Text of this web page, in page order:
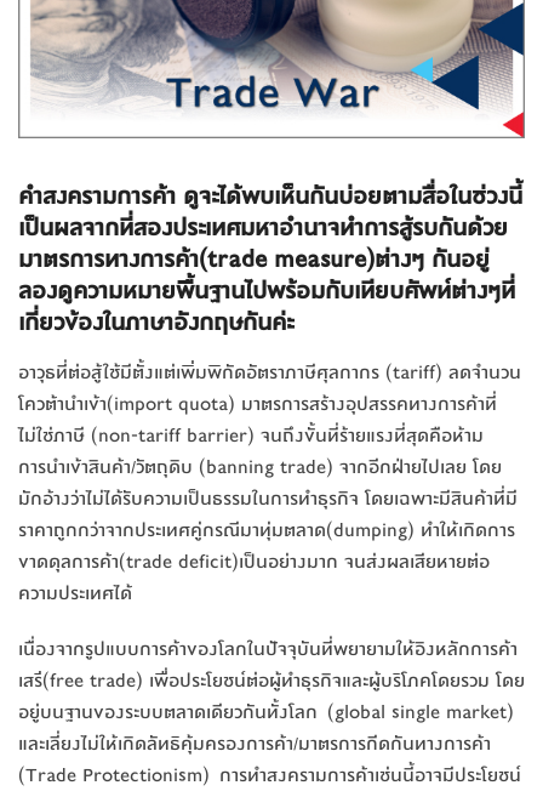
คำสงครามการค้า ดูจะได้พบเห็นกันบ่อยตามสื่อในช่วงนี้
เป็นผลจากที่สองประเทศมหาอำนาจทำการสู้รบกันด้วย
มาตรการทางการค้า(trade measure)ต่างๆ กันอยู่
ลองดูความหมายพื้นฐานไปพร้อมกับเทียบศัพท์ต่างๆที่
เกี่ยวข้องในภาษาอังกฤษกันค่ะ
อาวุธที่ต่อสู้ใช้มีตั้งแต่เพิ่มพิกัดอัตราภาษีศุลกากร (tariff) ลดจำนวน
โควต้านำเข้า(import quota) มาตรการสร้างอุปสรรคทางการค้าที่
ไม่ใช่ภาษี (non-tariff barrier) จนถึงขั้นที่ร้ายแรงที่สุดคือห้าม
การนำเข้าสินค้า/วัตถุดิบ (banning trade) จากอีกฝ่ายไปเลย โดย
มักอ้างว่าไม่ได้รับความเป็นธรรมในการทำธุรกิจ โดยเฉพาะมีสินค้าที่มี
ราคาถูกกว่าจากประเทศคู่กรณีมาทุ่มตลาด(dumping) ทำให้เกิดการ
ขาดดุลการค้า(trade deficit)เป็นอย่างมาก จนส่งผลเสียหายต่อ
ความประเทศได้
เนื่องจากรูปแบบการค้าของโลกในปัจจุบันที่พยายามให้อิงหลักการค้า
เสรี(free trade) เพื่อประโยชน์ต่อผู้ทำธุรกิจและผู้บริโภคโดยรวม โดย
อยู่บนฐานของระบบตลาดเดียวกันทั้งโลก (global single market)
และเลี่ยงไม่ให้เกิดลัทธิคุ้มครองการค้า/มาตรการกีดกันทางการค้า
(Trade Protectionism) การทำสงครามการค้าเช่นนี้อาจมีประโยชน์